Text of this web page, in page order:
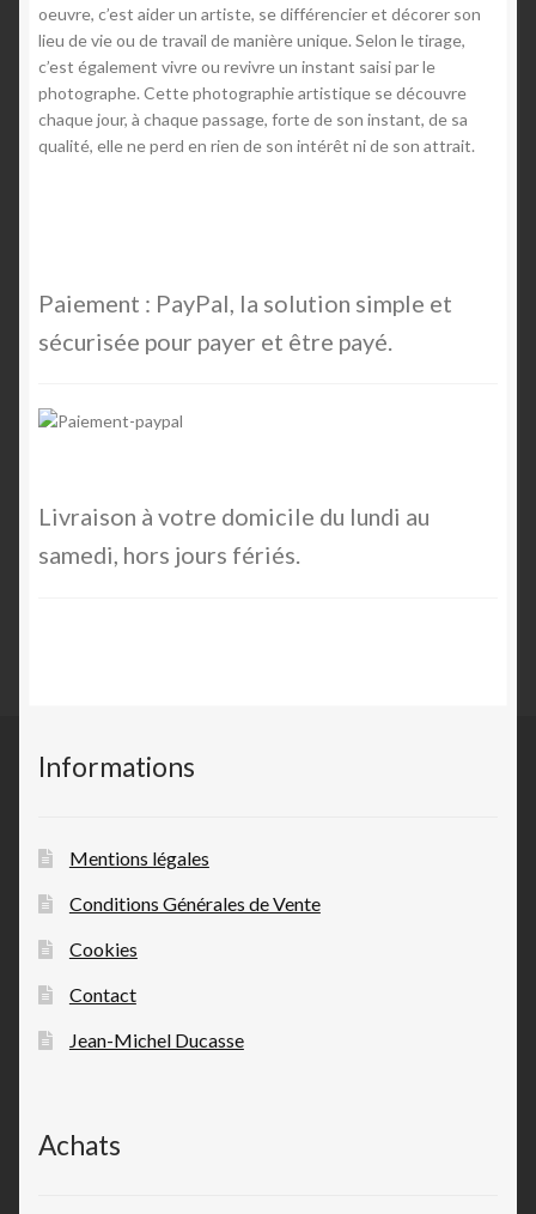
oeuvre, c’est aider un artiste, se différencier et décorer son
lieu de vie ou de travail de manière unique. Selon le tirage,
c’est également vivre ou revivre un instant saisi par le
photographe. Cette photographie artistique se découvre
chaque jour, à chaque passage, forte de son instant, de sa
qualité, elle ne perd en rien de son intérêt ni de son attrait.
Paiement : PayPal, la solution simple et
sécurisée pour payer et être payé.
Livraison à votre domicile du lundi au
samedi, hors jours fériés.
Informations
Mentions légales
Conditions Générales de Vente
Cookies
Contact
Jean-Michel Ducasse
Achats